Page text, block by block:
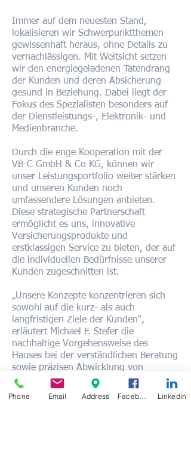
Immer auf dem neuesten Stand,
lokalisieren wir Schwerpunktthemen
gewissenhaft heraus, ohne Details zu
vernachlässigen. Mit Weitsicht setzen
wir den energiegeladenen Tatendrang
der Kunden und deren Absicherung
gesund in Beziehung. Dabei liegt der
Fokus des Spezialisten besonders auf
der Dienstleistungs-, Elektronik- und
Medienbranche.
Durch die enge Kooperation mit der
VB-C GmbH & Co KG, können wir
unser Leistungsportfolio weiter stärken
und unseren Kunden noch
umfassendere Lösungen anbieten.
Diese strategische Partnerschaft
ermöglicht es uns, innovative
Versicherungsprodukte und
erstklassigen Service zu bieten, der auf
die individuellen Bedürfnisse unserer
Kunden zugeschnitten ist.
„Unsere Konzepte konzentrieren sich
sowohl auf die kurz- als auch
langfristigen Ziele der Kunden“,
erläutert Michael F. Stefer die
nachhaltige Vorgehensweise des
Hauses bei der verständlichen Beratung
sowie präzisen Abwicklung von
Schadensfällen.
Phone Email Address Linkedin